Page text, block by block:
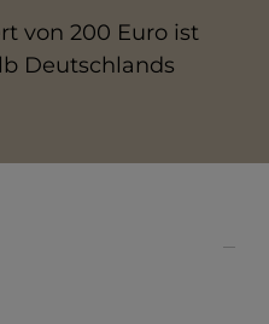
von 200 Euro ist
Deutschlands